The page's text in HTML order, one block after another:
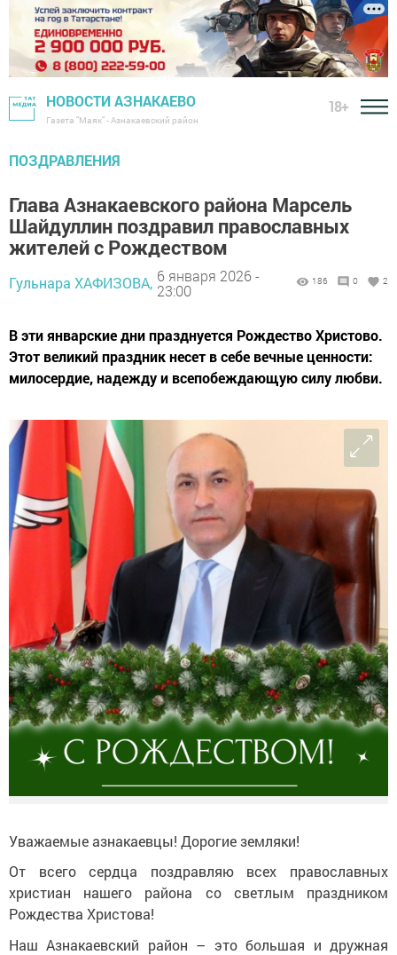
НОВОСТИ АЗНАКАЕВО
Газета "Маяк" - Азнакаевский район
18+
ПОЗДРАВЛЕНИЯ
Глава Азнакаевского района Марсель
Шайдуллин поздравил православных
жителей с Рождеством
Гульнара ХАФИЗОВА, 6 января 2026 -
23:00
186 0 2
В эти январские дни празднуется Рождество Христово.
Этот великий праздник несет в себе вечные ценности:
милосердие, надежду и всепобеждающую силу любви.
Уважаемые азнакаевцы! Дорогие земляки!
От всего сердца поздравляю всех православных
христиан нашего района со светлым праздником
Рождества Христова!
Наш Азнакаевский район – это большая и дружная